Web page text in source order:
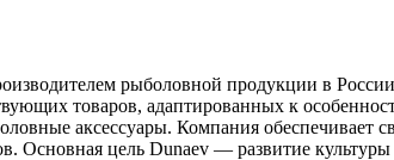
рыболовной продукции в России
товаров, адаптированных к
аксессуары. Компания обеспечивает
Основная цель Dunaev — развитие